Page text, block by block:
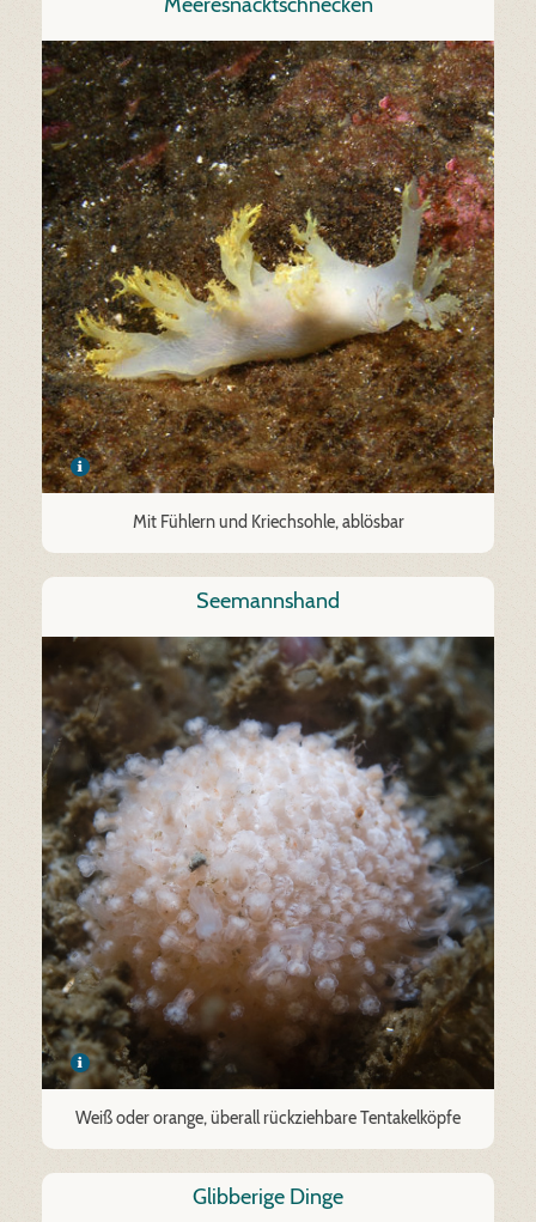
Mit Fühlern und Kriechsohle, ablösbar
Seemannshand
Weiß oder orange, überall rückziehbare Tentakelköpfe
Glibberige Dinge